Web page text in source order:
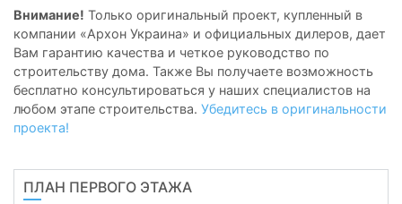
Внимание! Только оригинальный проект, купленный в
компании «Архон Украина» и официальных дилеров, дает
Вам гарантию качества и четкое руководство по
строительству дома. Также Вы получаете возможность
бесплатно консультироваться у наших специалистов на
любом этапе строительства. Убедитесь в оригинальности
проекта!
ПЛАН ПЕРВОГО ЭТАЖА